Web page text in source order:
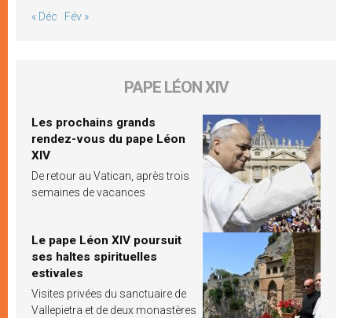
« Déc Fév »
PAPE LÉON XIV
Les prochains grands
rendez-vous du pape Léon
XIV
De retour au Vatican, après trois
semaines de vacances
Le pape Léon XIV poursuit
ses haltes spirituelles
estivales
Visites privées du sanctuaire de
Vallepietra et de deux monastères